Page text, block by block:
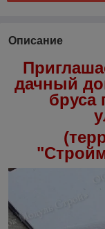
Описание
дачный
бруса